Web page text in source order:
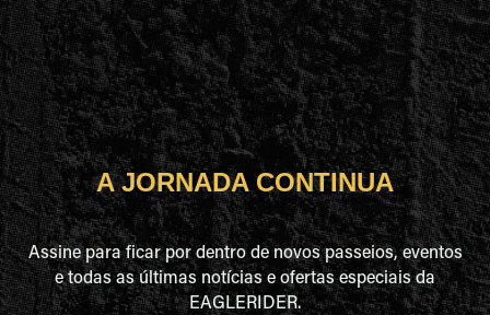
A JORNADA CONTINUA
Assine para ficar por dentro de novos passeios, eventos
e todas as últimas notícias e ofertas especiais da
EAGLERIDER.